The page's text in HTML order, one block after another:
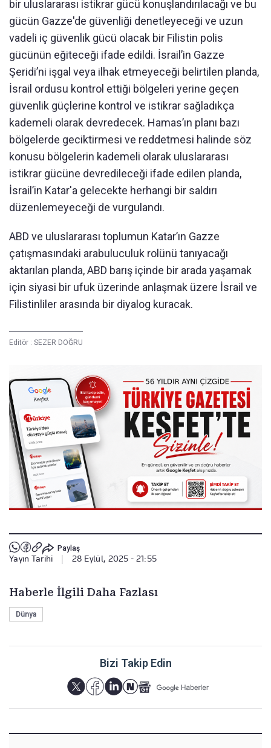
bir uluslararası istikrar gücü konuşlandırılacağı ve bu
gücün Gazze'de güvenliği denetleyeceği ve uzun
vadeli iç güvenlik gücü olacak bir Filistin polis
gücünün eğiteceği ifade edildi. İsrail’in Gazze
Şeridi’ni işgal veya ilhak etmeyeceği belirtilen planda,
İsrail ordusu kontrol ettiği bölgeleri yerine geçen
güvenlik güçlerine kontrol ve istikrar sağladıkça
kademeli olarak devredecek. Hamas’ın planı bazı
bölgelerde geciktirmesi ve reddetmesi halinde söz
konusu bölgelerin kademeli olarak uluslararası
istikrar gücüne devredileceği ifade edilen planda,
İsrail’in Katar'a gelecekte herhangi bir saldırı
düzenlemeyeceği de vurgulandı.
ABD ve uluslararası toplumun Katar’ın Gazze
çatışmasındaki arabuluculuk rolünü tanıyacağı
aktarılan planda, ABD barış içinde bir arada yaşamak
için siyasi bir ufuk üzerinde anlaşmak üzere İsrail ve
Filistinliler arasında bir diyalog kuracak.
Editör : SEZER DOĞRU
Paylaş
Yayın Tarihi 28 Eylül, 2025 - 21:55
Haberle İlgili Daha Fazlası
Dünya
Bizi Takip Edin